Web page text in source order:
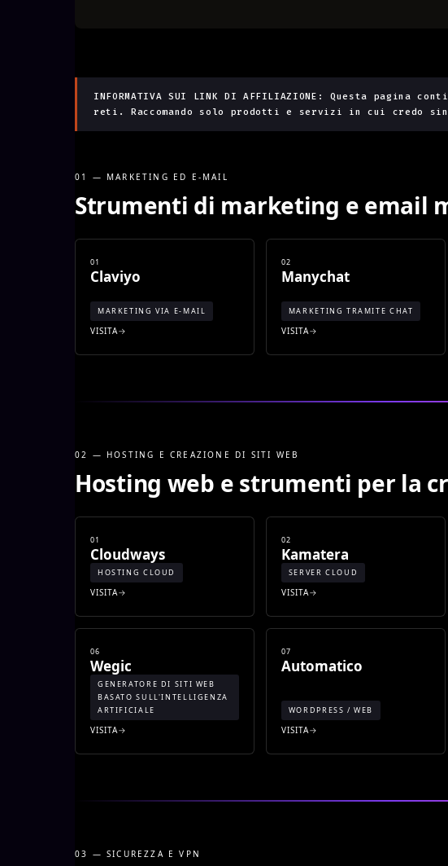
INFORMATIVA SUI LINK DI AFFILIAZIONE: Questa
reti. Raccomando solo prodotti e servizi in cui credo
01 — MARKETING ED E-MAIL
Strumenti di marketing e email
01
Claviyo
MARKETING VIA E-MAIL
VISITA
02
Manychat
MARKETING TRAMITE CHAT
VISITA
02 — HOSTING E CREAZIONE DI SITI WEB
Hosting web e strumenti per la
01
Cloudways
HOSTING CLOUD
VISITA
02
Kamatera
SERVER CLOUD
VISITA
06
Wegic
GENERATORE DI SITI WEB
BASATO SULL'INTELLIGENZA
ARTIFICIALE
VISITA
07
Automatico
WORDPRESS / WEB
VISITA
03 — SICUREZZA E VPN